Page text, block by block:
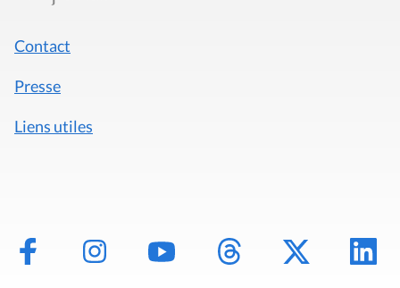
Contact
Presse
Liens utiles